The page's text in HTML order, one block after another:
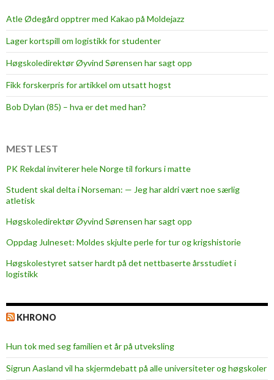
u
k
i
v
a
d
g
r
e
r
l
k
r
Atle Ødegård opptrer med Kakao på Moldejazz
Lager kortspill om logistikk for studenter
Høgskoledirektør Øyvind Sørensen har sagt opp
Fikk forskerpris for artikkel om utsatt hogst
Bob Dylan (85) – hva er det med han?
MEST LEST
PK Rekdal inviterer hele Norge til forkurs i matte
Student skal delta i Norseman: — Jeg har aldri vært noe særlig
atletisk
Høgskoledirektør Øyvind Sørensen har sagt opp
Oppdag Julneset: Moldes skjulte perle for tur og krigshistorie
Høgskolestyret satser hardt på det nettbaserte årsstudiet i
logistikk
KHRONO
Hun tok med seg familien et år på utveksling
Sigrun Aasland vil ha skjerm­debatt på alle universiteter og høgskoler